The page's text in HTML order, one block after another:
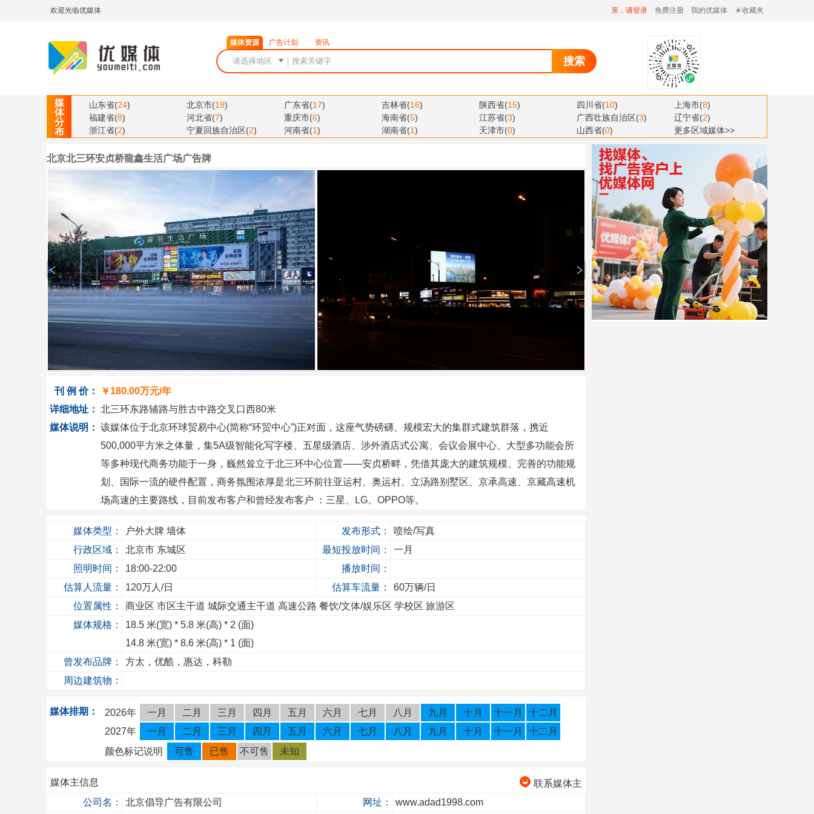
欢迎光临优媒体 亲，请登录 免费注册 我的优媒体 收藏夹
媒体资源 广告计划 资讯
搜索
媒
体
分
布
山东省(24) 北京市(19) 广东省(17) 吉林省(16) 陕西省(15) 四川省(10) 上海市(8)
福建省(8) 河北省(7) 重庆市(6) 海南省(5) 江苏省(3) 广西壮族自治区(3) 辽宁省(2)
浙江省(2) 宁夏回族自治区(2) 河南省(1) 湖南省(1) 天津市(0) 山西省(0) 更多区域媒体>>
北京北三环安贞桥龍鑫生活广场广告牌
刊 例 价： ￥180.00万元/年
详细地址： 北三环东路辅路与胜古中路交叉口西80米
媒体说明： 该媒体位于北京环球贸易中心(简称“环贸中心”)正对面，这座气势磅礴、规模宏大的集群式建筑群落，携近
500,000平方米之体量，集5A级智能化写字楼、五星级酒店、涉外酒店式公寓、会议会展中心、大型多功能会所
等多种现代商务功能于一身，巍然耸立于北三环中心位置——安贞桥畔，凭借其庞大的建筑规模、完善的功能规
划、国际一流的硬件配置，商务氛围浓厚是北三环前往亚运村、奥运村、立汤路别墅区、京承高速、京藏高速机
场高速的主要路线，目前发布客户和曾经发布客户 ：三星、LG、OPPO等。
媒体类型： 户外大牌 墙体 发布形式：
喷绘/写真
行政区域：
北京市 东城区 最短投放时间：
一月
照明时间：
18:00-22:00
播放时间：
估算人流量：
120万人/日 估算车流量： 60万辆/日
位置属性：
商业区 市区主干道 城际交通主干道 高速公路 餐饮/文体/娱乐区 学校区 旅游区
媒体规格：
18.5 米(宽) * 5.8 米(高) * 2 (面)
14.8 米(宽) * 8.6 米(高) * 1 (面)
曾发布品牌：
方太，优酷，惠达，科勒
周边建筑物：
媒体排期： 2026年 一月 二月 三月 四月 五月 六月 七月 八月 九月 十月 十一月
十二月
2027年
一月 二月 三月 四月 五月 六月 七月 八月 九月 十月 十一月
十二月
颜色标记说明
可售 已售 不可售 未知
媒体主信息
联系媒体主
公司名：
北京倡导广告有限公司 网址： www.adad1998.com